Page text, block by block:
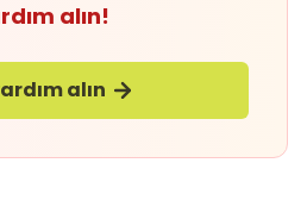
alın!
alın